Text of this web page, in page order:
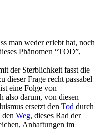
man weder erlebt hat, noch
Phänomen “TOD”,
der Sterblichkeit fasst die
dieser Frage recht passabel
eine Folge von
also darum, von diesen
ersetzt den Tod durch
den Weg, dieses Rad der
Anhaftungen im